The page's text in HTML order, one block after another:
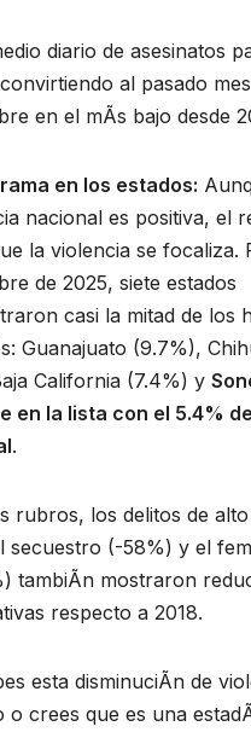
diario de asesinatos
al pasado
en el mÃs bajo desde
en los estados:
nacional es positiva, el
la violencia se focaliza.
de 2025, siete estados
casi la mitad de los
Guanajuato (9.7%),
California (7.4%) y
en la lista con el 5.4%
.
rubros, los delitos de
secuestro (-58%) y el
tambiÃn mostraron
respecto a 2018.
esta disminuciÃn de
o crees que es una